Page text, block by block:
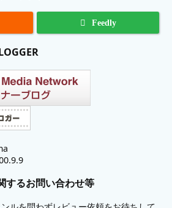
Feedly
するお問い合わせ等